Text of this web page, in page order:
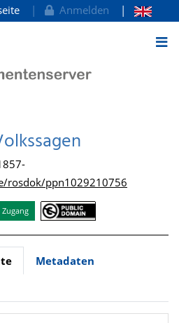
Anmelden
rosdok/ppn1029210756
Zugang
Metadaten